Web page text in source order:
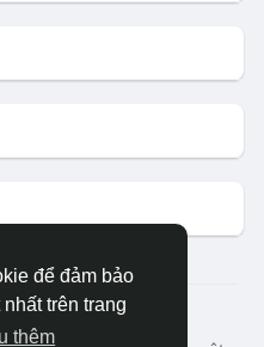
để đảm bảo
trên trang
thêm